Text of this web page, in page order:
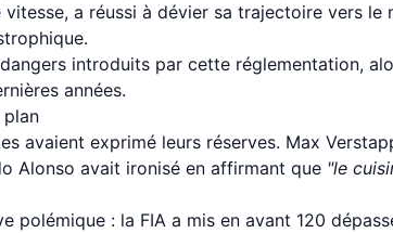
a réussi à dévier sa trajectoire vers le
introduits par cette réglementation,
années.
avaient exprimé leurs réserves. Max
Alonso avait ironisé en affirmant que "le
polémique : la FIA a mis en avant 120